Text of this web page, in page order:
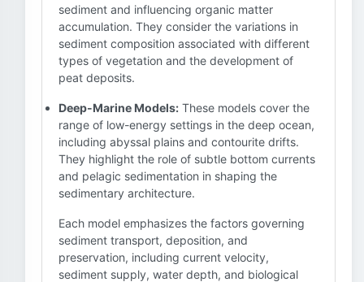
sediment and influencing organic matter
accumulation. They consider the variations in
sediment composition associated with different
types of vegetation and the development of
peat deposits.
Deep-Marine Models: These models cover the
range of low-energy settings in the deep ocean,
including abyssal plains and contourite drifts.
They highlight the role of subtle bottom currents
and pelagic sedimentation in shaping the
sedimentary architecture.
Each model emphasizes the factors governing
sediment transport, deposition, and
preservation, including current velocity,
sediment supply, water depth, and biological